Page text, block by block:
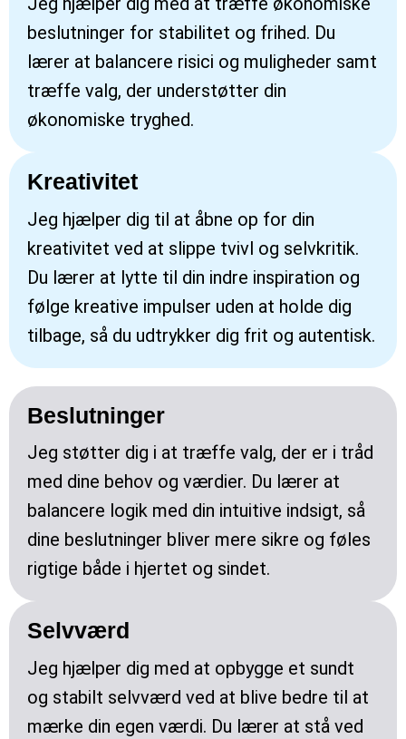
beslutninger for stabilitet og frihed. Du
lærer at balancere risici og muligheder samt
træffe valg, der understøtter din
økonomiske tryghed.
Kreativitet
Jeg hjælper dig til at åbne op for din
kreativitet ved at slippe tvivl og selvkritik.
Du lærer at lytte til din indre inspiration og
følge kreative impulser uden at holde dig
tilbage, så du udtrykker dig frit og autentisk.
Beslutninger
Jeg støtter dig i at træffe valg, der er i tråd
med dine behov og værdier. Du lærer at
balancere logik med din intuitive indsigt, så
dine beslutninger bliver mere sikre og føles
rigtige både i hjertet og sindet.
Selvværd
Jeg hjælper dig med at opbygge et sundt
og stabilt selvværd ved at blive bedre til at
mærke din egen værdi. Du lærer at stå ved